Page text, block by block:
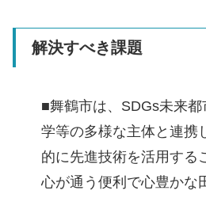
解決すべき課題
■舞鶴市は、SDGs未来
学等の多様な主体と連携
的に先進技術を活用する
心が通う便利で心豊かな